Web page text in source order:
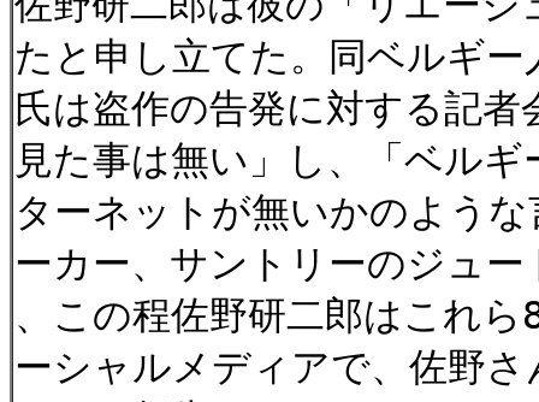
たと申し立てた。同ベルギ
氏は盗作の告発に対する記
見た事は無い」し、「ベル
ターネットが無いかのよう
ーカー、サントリーのジュ
、この程佐野研二郎はこれ
ーシャルメディアで、佐野